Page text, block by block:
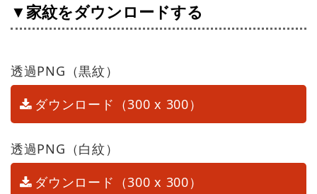
▼家紋をダウンロードする
透過PNG（黒紋）
ダウンロード（300 x 300）
透過PNG（白紋）
ダウンロード（300 x 300）